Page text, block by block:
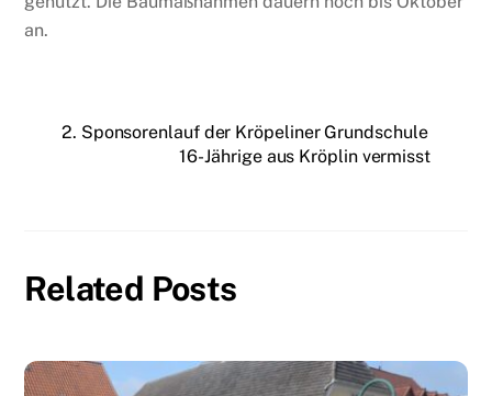
an.
2. Sponsorenlauf der Kröpeliner Grundschule
16-Jährige aus Kröplin vermisst
Related Posts